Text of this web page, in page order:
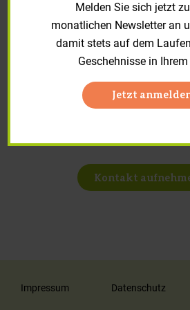
Reparaturanträge und
Zur Online
Sie haben
uns.
Kontakt
Impressum Datenschutz
Melden Sie sich jetzt
monatlichen Newsletter an
damit stets auf dem
Geschehnisse in Ihrem
Jetzt